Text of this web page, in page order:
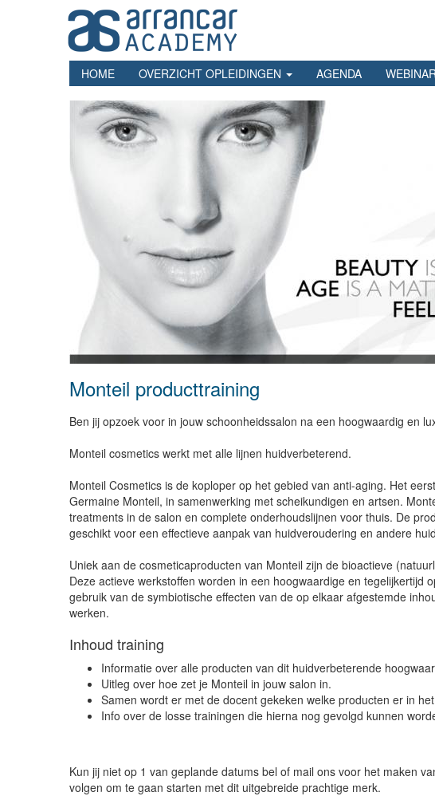
HOME OVERZICHT OPLEIDINGEN AGENDA
Monteil producttraining
Ben jij opzoek voor in jouw schoonheidssalon na een hoogwaardig en
Monteil cosmetics werkt met alle lijnen huidverbeterend.
Monteil Cosmetics is de koploper op het gebied van anti-aging. Het
Germaine Monteil, in samenwerking met scheikundigen en artsen.
treatments in de salon en complete onderhoudslijnen voor thuis. De
geschikt voor een effectieve aanpak van huidveroudering en andere
Uniek aan de cosmeticaproducten van Monteil zijn de bioactieve
Deze actieve werkstoffen worden in een hoogwaardige en
gebruik van de symbiotische effecten van de op elkaar afgestemde
werken.
Inhoud training
Informatie over alle producten van dit huidverbeterende
Uitleg over hoe zet je Monteil in jouw salon in.
Samen wordt er met de docent gekeken welke producten er in
Info over de losse trainingen die hierna nog gevolgd kunnen
Kun jij niet op 1 van geplande datums bel of mail ons voor het maken
volgen om te gaan starten met dit uitgebreide prachtige merk.